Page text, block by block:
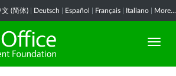
文 (简体) Deutsch Español Français Italiano More...